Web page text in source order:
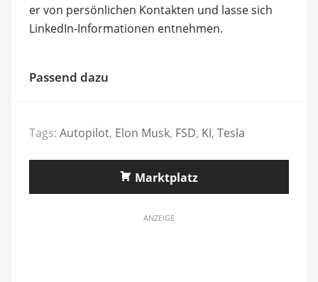
er von persönlichen Kontakten und lasse sich
LinkedIn-Informationen entnehmen.
Passend dazu
Tags: Autopilot, Elon Musk, FSD, KI, Tesla
Marktplatz
ANZEIGE